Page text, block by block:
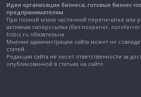
Идеи организации бизнеса, готовые бизнес-
предпринимателям.
При полной и/или частичной перепечатке или
активная гиперссылка (без noopener,
hobiz.ru обязательна.
Мнение администрации сайта может не
статей.
Редакция сайта не несет ответственности за
опубликованной в статьях на сайте.